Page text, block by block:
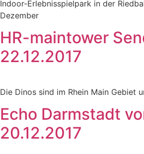
Indoor-Erlebnisspielpark in der
Dezember
HR-maintower
22.12.2017
Die Dinos sind im Rhein Main Gebiet
Echo Darmstadt
20.12.2017